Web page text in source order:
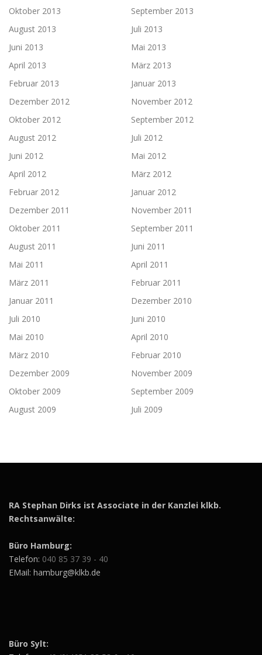
Oktober 2013
September 2013
August 2013
Juli 2013
Juni 2013
Mai 2013
April 2013
März 2013
Februar 2013
Januar 2013
Dezember 2012
November 2012
Oktober 2012
September 2012
August 2012
Juli 2012
Juni 2012
Mai 2012
April 2012
März 2012
Februar 2012
Januar 2012
Dezember 2011
November 2011
Oktober 2011
September 2011
August 2011
Juni 2011
Mai 2011
April 2011
März 2011
Februar 2011
Januar 2011
Dezember 2010
Juli 2010
Juni 2010
Mai 2010
April 2010
März 2010
Februar 2010
Dezember 2009
November 2009
Oktober 2009
September 2009
August 2009
Juli 2009
RA Stephan Dirks ist Associate in der Kanzlei klkb.
Rechtsanwälte:
Büro Hamburg:
Telefon: 040 85 37 39 - 40
EMail: hamburg@klkb.de
Büro Sylt: